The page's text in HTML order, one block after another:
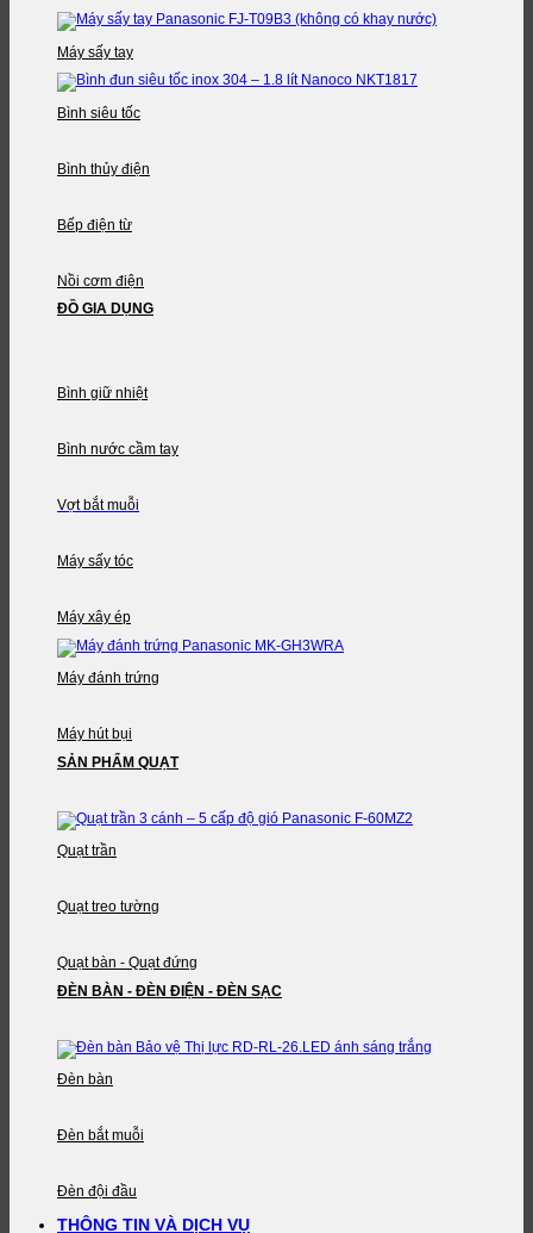
Máy sấy tay
Bình siêu tốc
Bình thủy điện
Bếp điện từ
Nồi cơm điện
ĐỒ GIA DỤNG
Bình giữ nhiệt
Bình nước cầm tay
Vợt bắt muỗi
Máy sấy tóc
Máy xây ép
Máy đánh trứng
Máy hút bụi
SẢN PHẨM QUẠT
Quạt trần
Quạt treo tường
Quạt bàn - Quạt đứng
ĐÈN BÀN - ĐÈN ĐIỆN - ĐÈN SẠC
Đèn bàn
Đèn bắt muỗi
Đèn đội đầu
THÔNG TIN VÀ DỊCH VỤ